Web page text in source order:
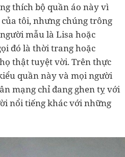
thích bộ quần áo này vì
tôi, nhưng chúng trông
mẫu là Lisa hoặc
đó là thời trang hoặc
thật tuyệt vời. Trên thực
quần này và mọi người
mạng chỉ đang ghen tỵ với
nổi tiếng khác với những